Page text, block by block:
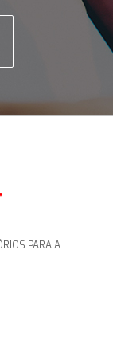
PARA A